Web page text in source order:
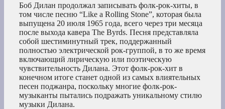
Боб Дилан продолжал записывать фолк-рок-хиты, в
том числе песню “Like a Rolling Stone”, которая была
выпущена 20 июля 1965 года, всего через три месяца
после выхода кавера The Byrds. Песня представляла
собой шестиминутный трек, поддержанный
полностью электрической рок-группой, в то же время
включающий лирическую или поэтическую
чувствительность Дилана. Этот фолк-рок-хит в
конечном итоге станет одной из самых влиятельных
песен поджанра, поскольку многие фолк-рок-
музыканты пытались подражать уникальному стилю
музыки Дилана.